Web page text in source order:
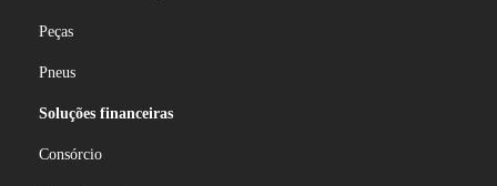
Peças
Pneus
Soluções financeiras
Consórcio